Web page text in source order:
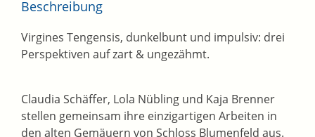
Beschreibung
Virgines Tengensis, dunkelbunt und impulsiv: drei
Perspektiven auf zart & ungezähmt.
Claudia Schäffer, Lola Nübling und Kaja Brenner
stellen gemeinsam ihre einzigartigen Arbeiten in
den alten Gemäuern von Schloss Blumenfeld aus.